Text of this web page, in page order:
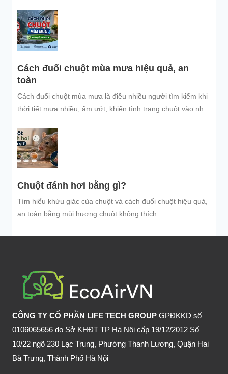
bảo vệ không gian sống sạch sẽ.
Cách đuổi chuột mùa mưa hiệu quả, an
toàn
Cách đuổi chuột mùa mưa là điều nhiều người tìm kiếm khi
thời tiết mưa nhiều, ẩm ướt, khiến tình trạng chuột vào nhà
Chuột đánh hơi bằng gì?
Tìm hiểu khứu giác của chuột và cách đuổi chuột hiệu quả,
an toàn bằng mùi hương chuột không thích.
CÔNG TY CỔ PHẦN LIFE TECH GROUP GPĐKKD số
0106065656 do Sở KHĐT TP Hà Nội cấp 19/12/2012 Số
10/22 ngõ 230 Lạc Trung, Phường Thanh Lương, Quận Hai
Bà Trưng, Thành Phố Hà Nội